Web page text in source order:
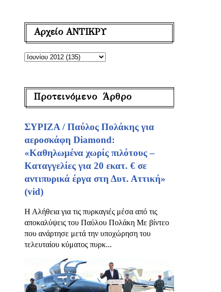
Αρχείο ΑΝΤΙΚΡΥ
Προτεινόμενο Άρθρο
ΣΥΡΙΖΑ / Παύλος Πολάκης για
αεροσκάφη Diamond:
«Καθηλωμένα χωρίς πιλότους –
Καταγγελίες για 20 εκατ. € σε
αντιπυρικά έργα στη Δυτ. Αττική»
(vid)
Η Αλήθεια για τις πυρκαγιές μέσα από τις
αποκαλύψεις του Παύλου Πολάκη Με βίντεο
που ανάρτησε μετά την υποχώρηση του
τελευταίου κύματος πυρκ...